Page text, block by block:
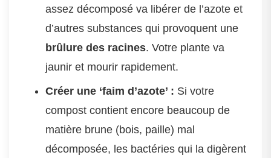
assez décomposé va libérer de l’azote et
d’autres substances qui provoquent une
brûlure des racines. Votre plante va
jaunir et mourir rapidement.
Créer une ‘faim d’azote’ : Si votre
compost contient encore beaucoup de
matière brune (bois, paille) mal
décomposée, les bactéries qui la digèrent